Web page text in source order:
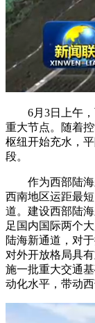
6月3日上午
重大节点。随着
枢纽开始充水，
段。
作为西部陆
西南地区运距最
道。建设西部陆
足国内国际两个
陆海新通道，对
对外开放格局具
施一批重大交通
动化水平，带动